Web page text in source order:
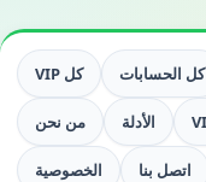
كل الحسابات كل VIP
الأدلة من نحن
اتصل بنا الخصوصية